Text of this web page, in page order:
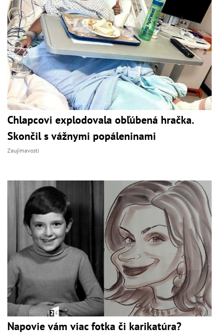
Chlapcovi explodovala obľúbená hračka.
Skončil s vážnymi popáleninami
Zaujímavosti
Napovie vám viac fotka či karikatúra?